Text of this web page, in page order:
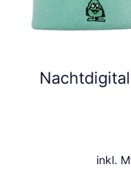
inkl.